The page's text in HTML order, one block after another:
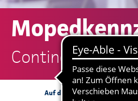
Continentale:
Auf dieser Seite: